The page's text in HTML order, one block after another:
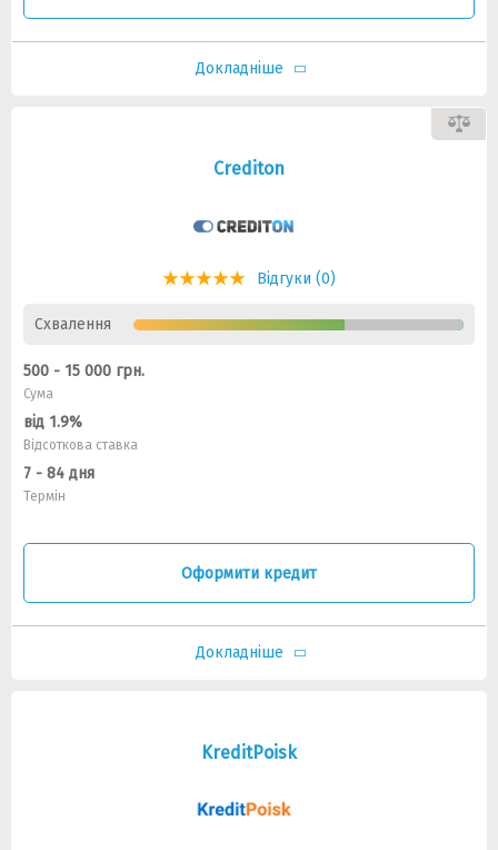
Докладніше
Crediton
Відгуки (0)
Схвалення
500 - 15 000 грн.
Сума
від 1.9%
Відсоткова ставка
7 - 84 дня
Термін
Оформити кредит
Докладніше
KreditPoisk